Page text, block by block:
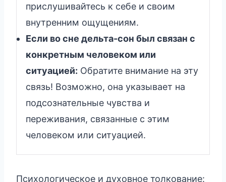
прислушивайтесь к себе и своим
внутренним ощущениям.
Если во сне дельта-сон был связан с
конкретным человеком или
ситуацией: Обратите внимание на эту
связь! Возможно, она указывает на
подсознательные чувства и
переживания, связанные с этим
человеком или ситуацией.
Психологическое и духовное толкование: